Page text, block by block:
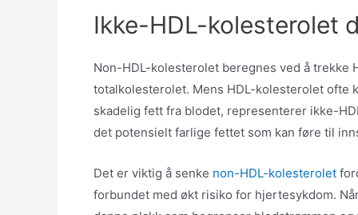
Ikke-HDL-kolesterolet
Non-HDL-kolesterolet beregnes ved å
totalkolesterolet. Mens HDL-kolesterolet ofte
skadelig fett fra blodet, representerer ikke-
det potensielt farlige fettet som kan føre til
Det er viktig å senke non-HDL-kolesterolet
forbundet med økt risiko for hjertesykdom.